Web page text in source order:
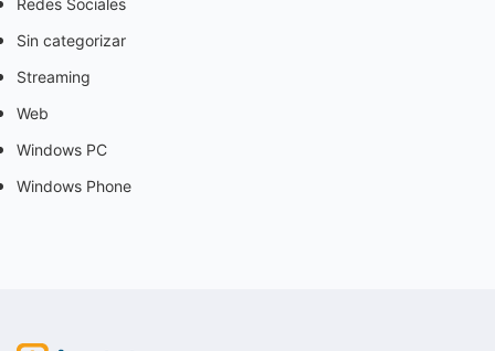
Sin categorizar
Streaming
Web
Windows PC
Windows Phone